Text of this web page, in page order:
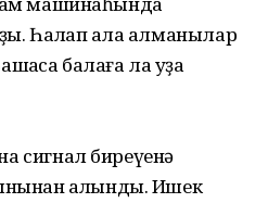
Һаҡлап ҡала алманылар
балаға ла уҙа
сигнал биреүенә
ҡалҡынды. Ишек